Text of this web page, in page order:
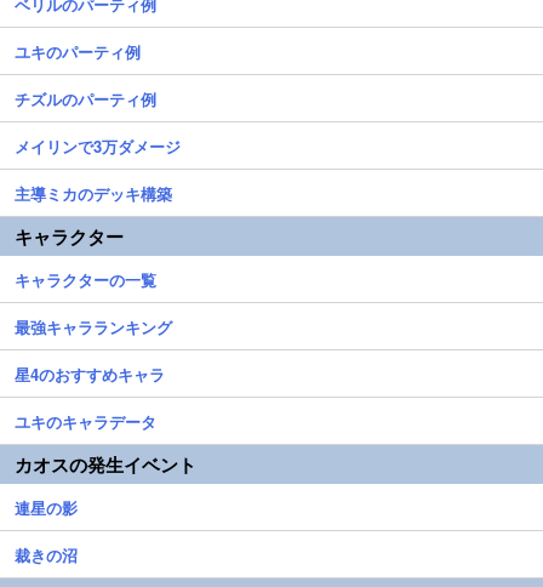
ユキのパーティ例
チズルのパーティ例
メイリンで3万ダメージ
主導ミカのデッキ構築
キャラクター
キャラクターの一覧
最強キャラランキング
星4のおすすめキャラ
ユキのキャラデータ
カオスの発生イベント
連星の影
裁きの沼